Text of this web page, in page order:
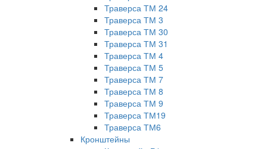
Траверса ТМ 24
Траверса ТМ 3
Траверса ТМ 30
Траверса ТМ 31
Траверса ТМ 4
Траверса ТМ 5
Траверса ТМ 7
Траверса ТМ 8
Траверса ТМ 9
Траверса ТМ19
Траверса ТМ6
Кронштейны